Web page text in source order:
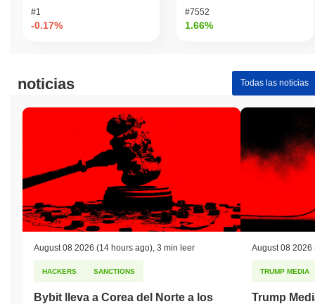
#1
-0.17%
#7552
1.66%
noticias Todas las noticias
August 08 2026 (14 hours ago) 3 min leer
HACKERS SANCTIONS
Bybit lleva a Corea del Norte a los
August 08 2026
TRUMP MEDIA
Trump